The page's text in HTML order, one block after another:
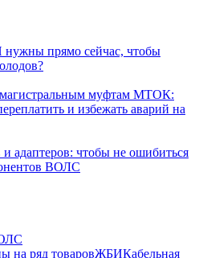
прямо сейчас, чтобы
магистральным муфтам МТОК:
и избежать аварий на
адаптеров: чтобы не ошибиться
ВОЛС
на ряд товаровЖБИКабельная